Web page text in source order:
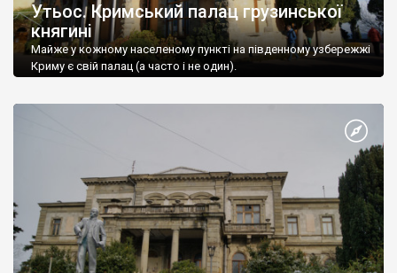
Утьос. Кримський палац грузинської
княгині
Майже у кожному населеному пункті на південному узбережжі
Криму є свій палац (а часто і не один).